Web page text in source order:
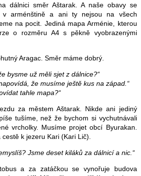
dálnici směr Aštarak. A naše obavy se
v arménštině a ani ty nejsou na všech
na pocit. Jediná mapa Arménie, kterou
o rozměru A4 s pěkně vyobrazenými
Aragac. Směr máme dobrý.
bysme už měli sjet z dálnice?“
že musíme ještě kus na západ.“
tahle mapa?“
za městem Aštarak. Nikde ani jediný
tušíme, než že bychom si vychutnávali
vrcholky. Musíme projet obcí Byurakan.
k jezeru Kari (Kari Lič).
Jsme deset kiláků za dálnicí a nic.“
a za zatáčkou se vynořuje budova